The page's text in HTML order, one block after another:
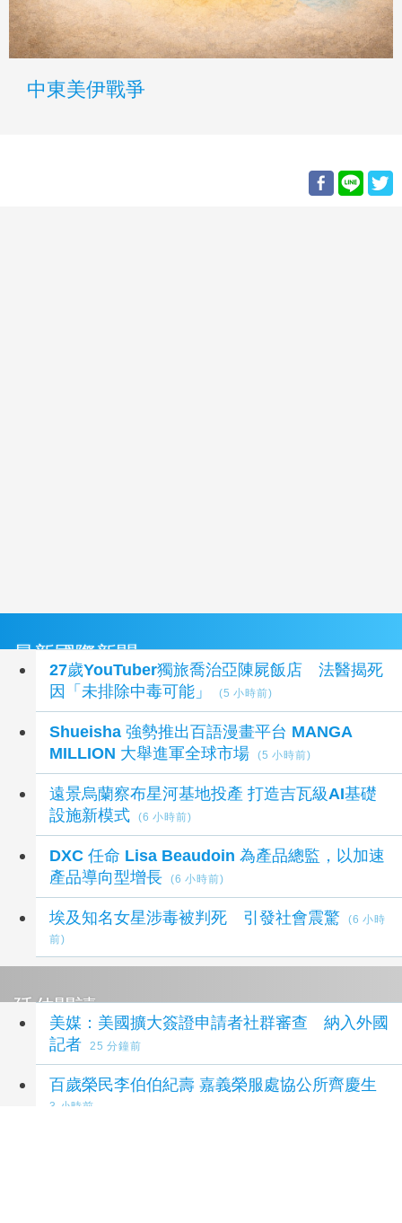
中東美伊戰爭
最新國際新聞
27歲YouTuber獨旅喬治亞陳屍飯店 法醫揭死
因「未排除中毒可能」
(5 小時前)
Shueisha 強勢推出百語漫畫平台 MANGA
MILLION 大舉進軍全球市場
(5 小時前)
遠景烏蘭察布星河基地投產 打造吉瓦級AI基礎
設施新模式
(6 小時前)
DXC 任命 Lisa Beaudoin 為產品總監，以加速
產品導向型增長
(6 小時前)
埃及知名女星涉毒被判死 引發社會震驚
(6 小時
前)
延伸閱讀
美媒：美國擴大簽證申請者社群審查 納入外國
記者
25 分鐘前
百歲榮民李伯伯紀壽 嘉義榮服處協公所齊慶生
3 小時前